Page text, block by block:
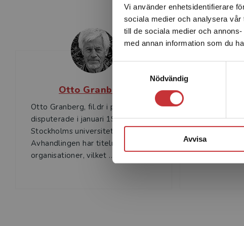
Vi använder enhetsidentifierare
sociala medier och analysera
till de sociala medier och
med annan information som du
Samtyckesval
Nödvändig
Avvisa
Otto Granberg
Otto Granberg, fil.dr i pedagogik,
disputerade i januari 1997 vid
Stockholms universitet.
Avhandlingen har titeln Lärande i
organisationer, vilket ...
Jon
pedagogik
pedagogik
Stockholms
och